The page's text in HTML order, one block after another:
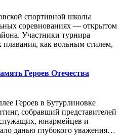
спортивной школы
соревнованиях — открытом
Участники турнира
плавания, как вольным стилем,
Героев Отечества
Героев в Бутурлиновке
собравший представителей
юнармейцев и
данью глубокого уважения…